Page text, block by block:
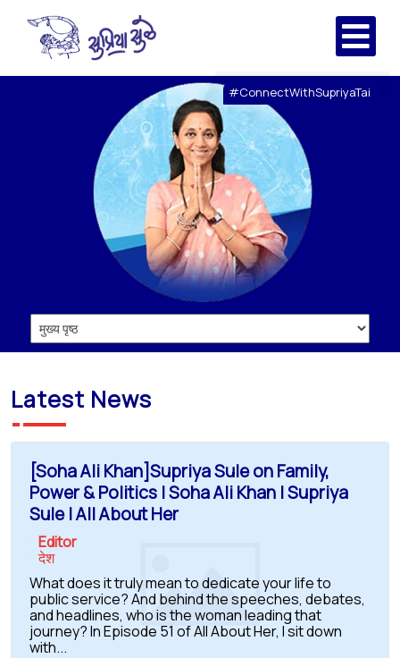
#ConnectWithSupriyaTai
Latest News
[Soha Ali Khan]Supriya Sule on Family,
Power & Politics | Soha Ali Khan | Supriya
Sule | All About Her
Editor
देश
What does it truly mean to dedicate your life to
public service? And behind the speeches, debates,
and headlines, who is the woman leading that
journey? In Episode 51 of All About Her, I sit down
with...